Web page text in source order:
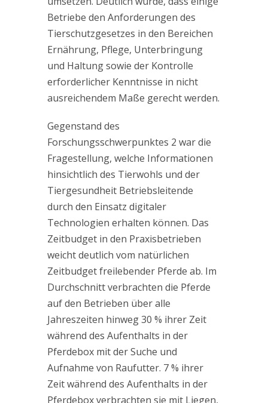
Betriebe den Anforderungen des
Tierschutzgesetzes in den Bereichen
Ernährung, Pflege, Unterbringung
und Haltung sowie der Kontrolle
erforderlicher Kenntnisse in nicht
ausreichendem Maße gerecht werden.
Gegenstand des
Forschungsschwerpunktes 2 war die
Fragestellung, welche Informationen
hinsichtlich des Tierwohls und der
Tiergesundheit Betriebsleitende
durch den Einsatz digitaler
Technologien erhalten können. Das
Zeitbudget in den Praxisbetrieben
weicht deutlich vom natürlichen
Zeitbudget freilebender Pferde ab. Im
Durchschnitt verbrachten die Pferde
auf den Betrieben über alle
Jahreszeiten hinweg 30 % ihrer Zeit
während des Aufenthalts in der
Pferdebox mit der Suche und
Aufnahme von Raufutter. 7 % ihrer
Zeit während des Aufenthalts in der
Pferdebox verbrachten sie mit Liegen,